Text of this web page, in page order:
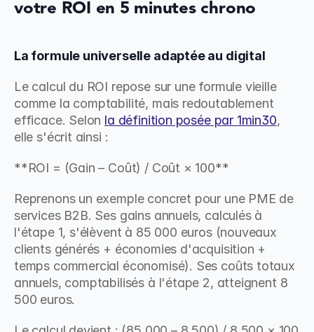
votre ROI en 5 minutes chrono
La formule universelle adaptée au digital
Le calcul du ROI repose sur une formule vieille
comme la comptabilité, mais redoutablement
efficace. Selon la définition posée par 1min30,
elle s'écrit ainsi :
**ROI = (Gain – Coût) / Coût × 100**
Reprenons un exemple concret pour une PME de
services B2B. Ses gains annuels, calculés à
l'étape 1, s'élèvent à 85 000 euros (nouveaux
clients générés + économies d'acquisition +
temps commercial économisé). Ses coûts totaux
annuels, comptabilisés à l'étape 2, atteignent 8
500 euros.